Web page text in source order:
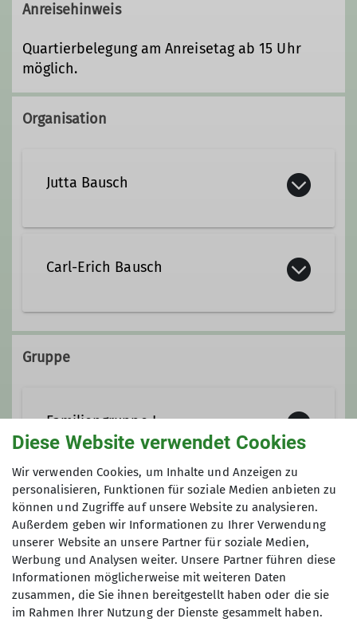
Anreisehinweis
Quartierbelegung am Anreisetag ab 15 Uhr
möglich.
Organisation
Jutta Bausch
Ämter
Carl-Erich Bausch
+49 7333 4586
Ämter
Bezirksgruppenleitung Kassier
Gruppenleitung
Medienbeauftragter
Gruppe
Familiengruppe I
Sei der Gründung 1989 sind wir
unterwegs auf der Schwäbischen Alb,
zum Bergwandern und Skilaufen in
den Alpen, anfangs als junge Familien
mit meist 50 Erwachsenen und
Kindern. Nun, da die einstigen Kinder
flügge sind, pflegen die Eltern
zusammen mit einzelnen Zugängen
Anmeldung
bei den Organisatoren.
Anmeldung ab / bis
Diese Website verwendet Cookies
Wir verwenden Cookies, um Inhalte und Anzeigen zu
personalisieren, Funktionen für soziale Medien anbieten zu
können und Zugriffe auf unsere Website zu analysieren.
Außerdem geben wir Informationen zu Ihrer Verwendung
unserer Website an unsere Partner für soziale Medien,
Werbung und Analysen weiter. Unsere Partner führen diese
Informationen möglicherweise mit weiteren Daten
zusammen, die Sie ihnen bereitgestellt haben oder die sie
im Rahmen Ihrer Nutzung der Dienste gesammelt haben.